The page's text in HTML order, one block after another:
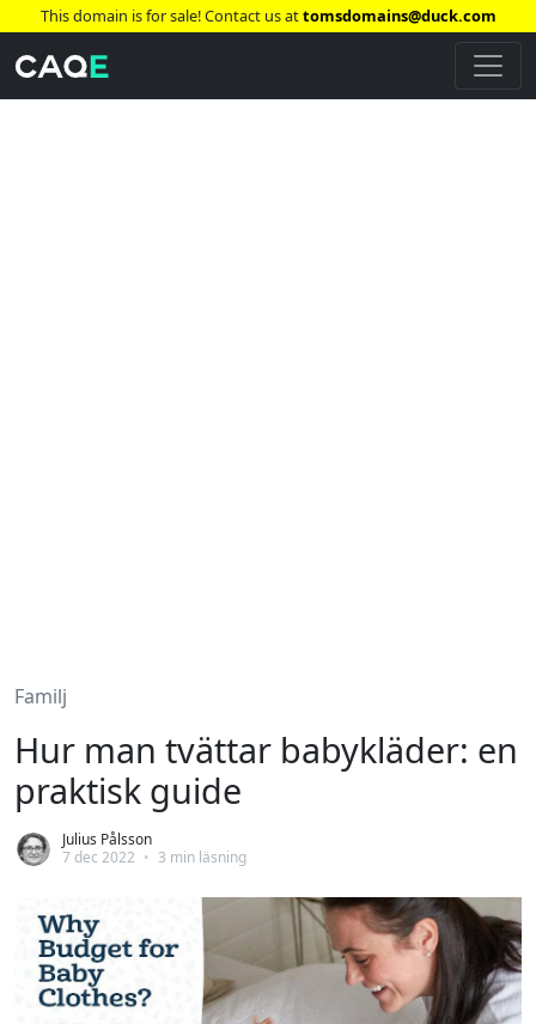
This domain is for sale! Contact us attomsdomains@duck.com
Familj
Hur man tvättar babykläder: en
praktisk guide
Julius Pålsson
7 dec 2022 • 3 min läsning